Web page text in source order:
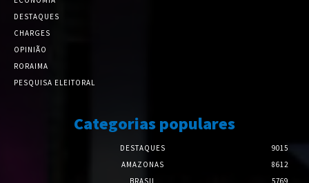
DESTAQUES
CHARGES
OPINIÃO
RORAIMA
PESQUISA ELEITORAL
Categorias populares
DESTAQUES
9015
AMAZONAS
8612